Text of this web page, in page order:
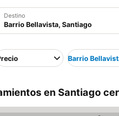
Destino
Barrio
en Santiago